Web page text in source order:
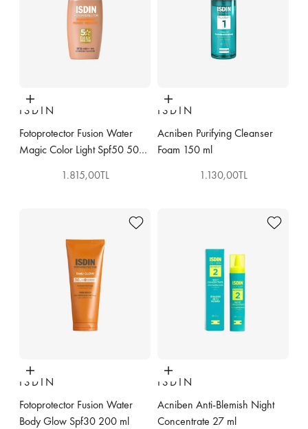
Sepete ekle
ISDIN
Fotoprotector Fusion Water
Magic Color Light Spf50 50
İndirimli fiyat
1.815,00TL
Sepete ekle
ISDIN
Acniben Purifying Cleanser
Foam 150 ml
İndirimli fiyat
1.130,00TL
Sepete ekle
ISDIN
Fotoprotector Fusion Water
Body Glow Spf30 200 ml
Sepete ekle
ISDIN
Acniben Anti-Blemish Night
Concentrate 27 ml